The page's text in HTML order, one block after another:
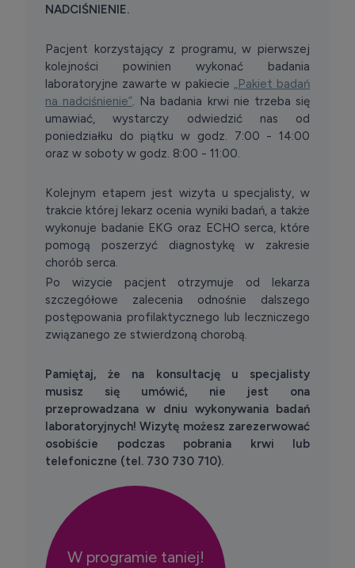
NADCIŚNIENIE.
Pacjent korzystający z programu, w pierwszej
kolejności powinien wykonać badania
laboratoryjne zawarte w pakiecie
„Pakiet badań
na nadciśnienie” . Na badania krwi nie trzeba się
umawiać, wystarczy odwiedzić nas od
poniedziałku do piątku w godz. 7:00 - 14:00
oraz w soboty w godz. 8:00 - 11:00.
Kolejnym etapem jest wizyta u specjalisty, w
trakcie której lekarz ocenia wyniki badań, a także
wykonuje badanie EKG oraz ECHO serca, które
pomogą poszerzyć diagnostykę w zakresie
chorób serca.
Po wizycie pacjent otrzymuje od lekarza
szczegółowe zalecenia odnośnie dalszego
postępowania profilaktycznego lub leczniczego
związanego ze stwierdzoną chorobą.
Pamiętaj, że na konsultację u specjalisty
musisz się umówić, nie jest ona
przeprowadzana w dniu wykonywania badań
laboratoryjnych! Wizytę możesz zarezerwować
osobiście podczas pobrania krwi lub
telefoniczne (tel. 730 730 710).
W programie taniej!